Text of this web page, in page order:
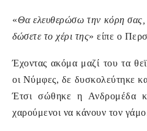
«Θα ελευθερώσω την κόρη σας,
δώσετε το χέρι της» είπε ο
Έχοντας ακόμα μαζί του τα
οι Νύμφες, δε δυσκολεύτηκε
Έτσι σώθηκε η Ανδρομέδα
χαρούμενοι να κάνουν τον